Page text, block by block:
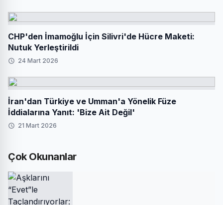
CHP'den İmamoğlu İçin Silivri'de Hücre Maketi:
Nutuk Yerleştirildi
24 Mart 2026
İran'dan Türkiye ve Umman'a Yönelik Füze
İddialarına Yanıt: 'Bize Ait Değil'
21 Mart 2026
Çok Okunanlar